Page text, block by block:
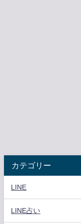
カテゴリー
LINE
LINE占い